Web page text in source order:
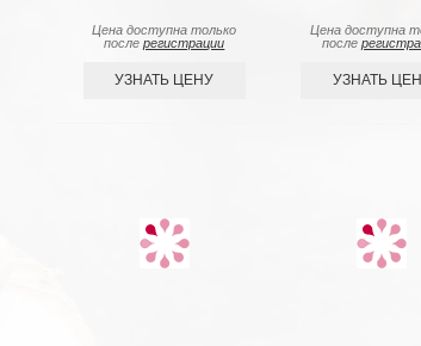
Цена доступна только
послерегистрации
УЗНАТЬ ЦЕНУ
Цена доступна
после
УЗНАТЬ